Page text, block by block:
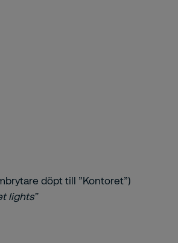
döpt till ”Kontoret”)
lights”